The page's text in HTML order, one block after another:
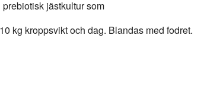
jästkultur som
kg kroppsvikt och dag. Blandas med fodret.